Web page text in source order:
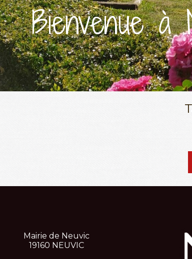
Bienvenue à
Mairie de Neuvic
19160 NEUVIC